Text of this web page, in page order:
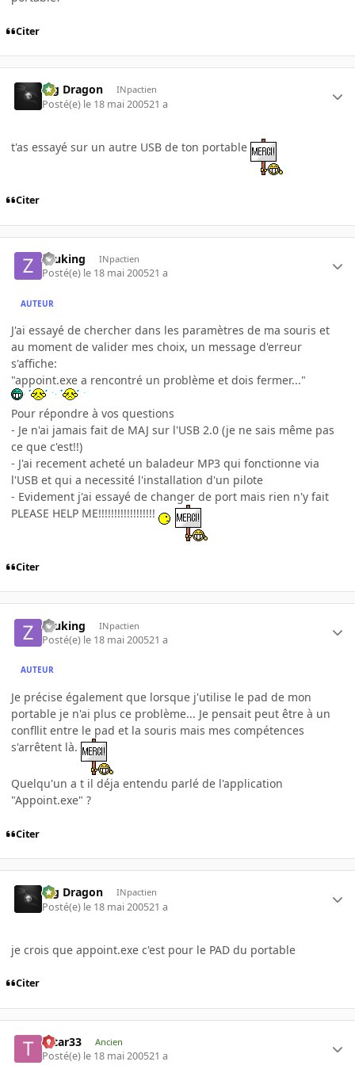
Citer
Big Dragon INpactien
Posté(e) le 18 mai 200521 a
t'as essayé sur un autre USB de ton portable
Citer
zeuking INpactien
Posté(e) le 18 mai 200521 a
AUTEUR
J'ai essayé de chercher dans les paramètres de ma souris et
au moment de valider mes choix, un message d'erreur
s'affiche:
"appoint.exe a rencontré un problème et dois fermer..."
Pour répondre à vos questions
- Je n'ai jamais fait de MAJ sur l'USB 2.0 (je ne sais même pas
ce que c'est!!)
- J'ai recement acheté un baladeur MP3 qui fonctionne via
l'USB et qui a necessité l'installation d'un pilote
- Evidement j'ai essayé de changer de port mais rien n'y fait
PLEASE HELP ME!!!!!!!!!!!!!!!!!!
Citer
zeuking INpactien
Posté(e) le 18 mai 200521 a
AUTEUR
Je précise également que lorsque j'utilise le pad de mon
portable je n'ai plus ce problème... Je pensait peut être à un
confllit entre le pad et la souris mais mes compétences
s'arrêtent là.
Quelqu'un a t il déja entendu parlé de l'application
"Appoint.exe" ?
Citer
Big Dragon INpactien
Posté(e) le 18 mai 200521 a
je crois que appoint.exe c'est pour le PAD du portable
Citer
tatar33 Ancien
Posté(e) le 18 mai 200521 a